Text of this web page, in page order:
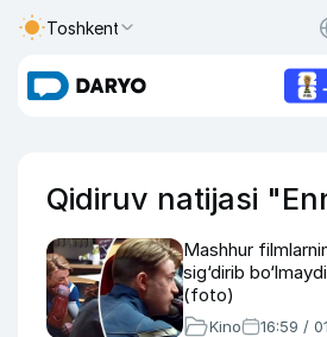
Toshkent
Qidiruv natijasi
Mashhur
sig‘dirib
(foto)
Kino 16:59 /